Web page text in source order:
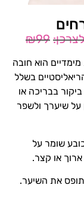
₪99
הוא חובה
בשלל
בבריכה או
על שיערך ולשפר
שומר על
ארוך או קצר.
תופס את השיער.